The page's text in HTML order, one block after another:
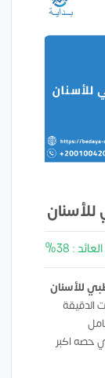
: 38%
للأسنان
الدقيقة
حصه اكبر